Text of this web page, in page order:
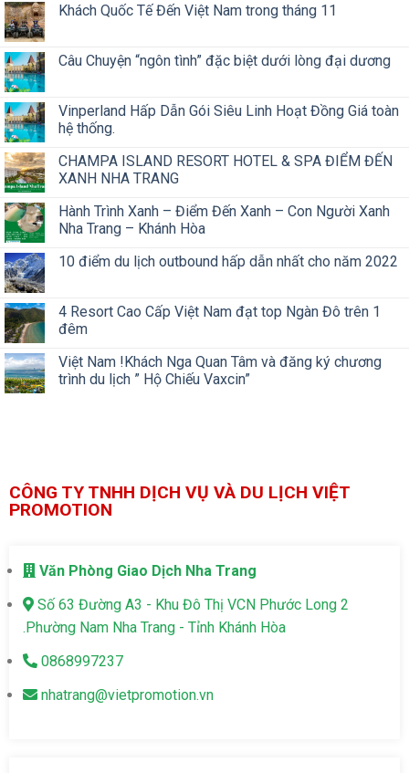
Khách Quốc Tế Đến Việt Nam trong tháng 11
Câu Chuyện “ngôn tình” đặc biệt dưới lòng đại dương
Vinperland Hấp Dẫn Gói Siêu Linh Hoạt Đồng Giá toàn
hệ thống.
CHAMPA ISLAND RESORT HOTEL & SPA ĐIỂM ĐẾN
XANH NHA TRANG
Hành Trình Xanh – Điểm Đến Xanh – Con Người Xanh
Nha Trang – Khánh Hòa
10 điểm du lịch outbound hấp dẫn nhất cho năm 2022
4 Resort Cao Cấp Việt Nam đạt top Ngàn Đô trên 1
đêm
Việt Nam !Khách Nga Quan Tâm và đăng ký chương
trình du lịch ” Hộ Chiếu Vaxcin”
CÔNG TY TNHH DỊCH VỤ VÀ DU LỊCH VIỆT
PROMOTION
Văn Phòng Giao Dịch Nha Trang
Số 63 Đường A3 - Khu Đô Thị VCN Phước Long 2
.Phường Nam Nha Trang - Tỉnh Khánh Hòa
0868997237
nhatrang@vietpromotion.vn